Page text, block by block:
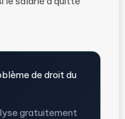
de droit du
gratuitement